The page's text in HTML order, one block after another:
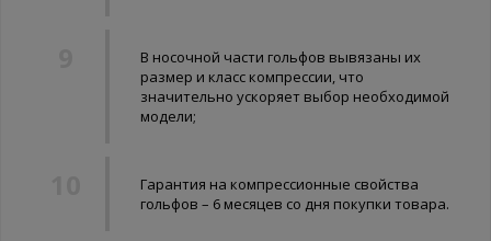
В носочной части гольфов вывязаны их
размер и класс компрессии, что
значительно ускоряет выбор необходимой
модели;
Гарантия на компрессионные свойства
гольфов – 6 месяцев со дня покупки товара.